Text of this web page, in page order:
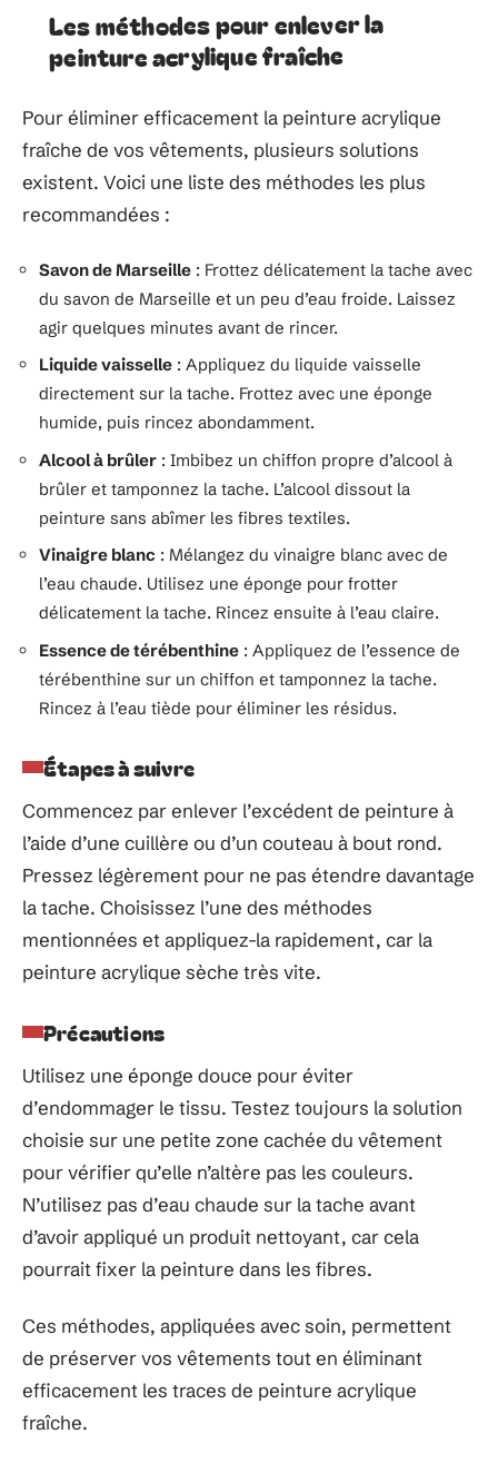
Les méthodes pour enlever la
peinture acrylique fraîche
Pour éliminer efficacement la peinture acrylique
fraîche de vos vêtements, plusieurs solutions
existent. Voici une liste des méthodes les plus
recommandées :
Savon de Marseille : Frottez délicatement la tache avec
du savon de Marseille et un peu d’eau froide. Laissez
agir quelques minutes avant de rincer.
Liquide vaisselle : Appliquez du liquide vaisselle
directement sur la tache. Frottez avec une éponge
humide, puis rincez abondamment.
Alcool à brûler : Imbibez un chiffon propre d’alcool à
brûler et tamponnez la tache. L’alcool dissout la
peinture sans abîmer les fibres textiles.
Vinaigre blanc : Mélangez du vinaigre blanc avec de
l’eau chaude. Utilisez une éponge pour frotter
délicatement la tache. Rincez ensuite à l’eau claire.
Essence de térébenthine : Appliquez de l’essence de
térébenthine sur un chiffon et tamponnez la tache.
Rincez à l’eau tiède pour éliminer les résidus.
Étapes à suivre
Commencez par enlever l’excédent de peinture à
l’aide d’une cuillère ou d’un couteau à bout rond.
Pressez légèrement pour ne pas étendre davantage
la tache. Choisissez l’une des méthodes
mentionnées et appliquez-la rapidement, car la
peinture acrylique sèche très vite.
Précautions
Utilisez une éponge douce pour éviter
d’endommager le tissu. Testez toujours la solution
choisie sur une petite zone cachée du vêtement
pour vérifier qu’elle n’altère pas les couleurs.
N’utilisez pas d’eau chaude sur la tache avant
d’avoir appliqué un produit nettoyant, car cela
pourrait fixer la peinture dans les fibres.
Ces méthodes, appliquées avec soin, permettent
de préserver vos vêtements tout en éliminant
efficacement les traces de peinture acrylique
fraîche.